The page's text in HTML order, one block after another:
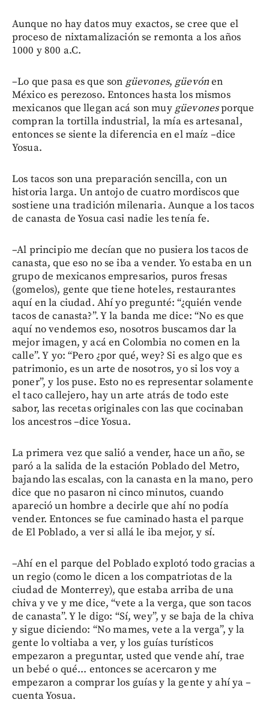
Aunque no hay datos muy exactos, se cree que el
proceso de nixtamalización se remonta a los años
1000 y 800 a.C.
–Lo que pasa es que son güevones, güevónen
México es perezoso. Entonces hasta los mismos
mexicanos que llegan acá son muy güevonesporque
compran la tortilla industrial, la mía es artesanal,
entonces se siente la diferencia en el maíz –dice
Yosua.
Los tacos son una preparación sencilla, con un
historia larga. Un antojo de cuatro mordiscos que
sostiene una tradición milenaria. Aunque a los tacos
de canasta de Yosua casi nadie les tenía fe.
–Al principio me decían que no pusiera los tacos de
canasta, que eso no se iba a vender. Yo estaba en un
grupo de mexicanos empresarios, puros fresas
(gomelos), gente que tiene hoteles, restaurantes
aquí en la ciudad. Ahí yo pregunté: “¿quién vende
tacos de canasta?”. Y la banda me dice: “No es que
aquí no vendemos eso, nosotros buscamos dar la
mejor imagen, y acá en Colombia no comen en la
calle”. Y yo: “Pero ¿por qué, wey? Si es algo que es
patrimonio, es un arte de nosotros, yo si los voy a
poner”, y los puse. Esto no es representar solamente
el taco callejero, hay un arte atrás de todo este
sabor, las recetas originales con las que cocinaban
los ancestros –dice Yosua.
La primera vez que salió a vender, hace un año, se
paró a la salida de la estación Poblado del Metro,
bajando las escalas, con la canasta en la mano, pero
dice que no pasaron ni cinco minutos, cuando
apareció un hombre a decirle que ahí no podía
vender. Entonces se fue caminado hasta el parque
de El Poblado, a ver si allá le iba mejor, y sí.
–Ahí en el parque del Poblado explotó todo gracias a
un regio (como le dicen a los compatriotas de la
ciudad de Monterrey), que estaba arriba de una
chiva y ve y me dice, “vete a la verga, que son tacos
de canasta”. Y le digo: “Sí, wey”, y se baja de la chiva
y sigue diciendo: “No mames, vete a la verga”, y la
gente lo voltiaba a ver, y los guías turísticos
empezaron a preguntar, usted que vende ahí, trae
un bebé o qué... entonces se acercaron y me
empezaron a comprar los guías y la gente y ahí ya –
cuenta Yosua.